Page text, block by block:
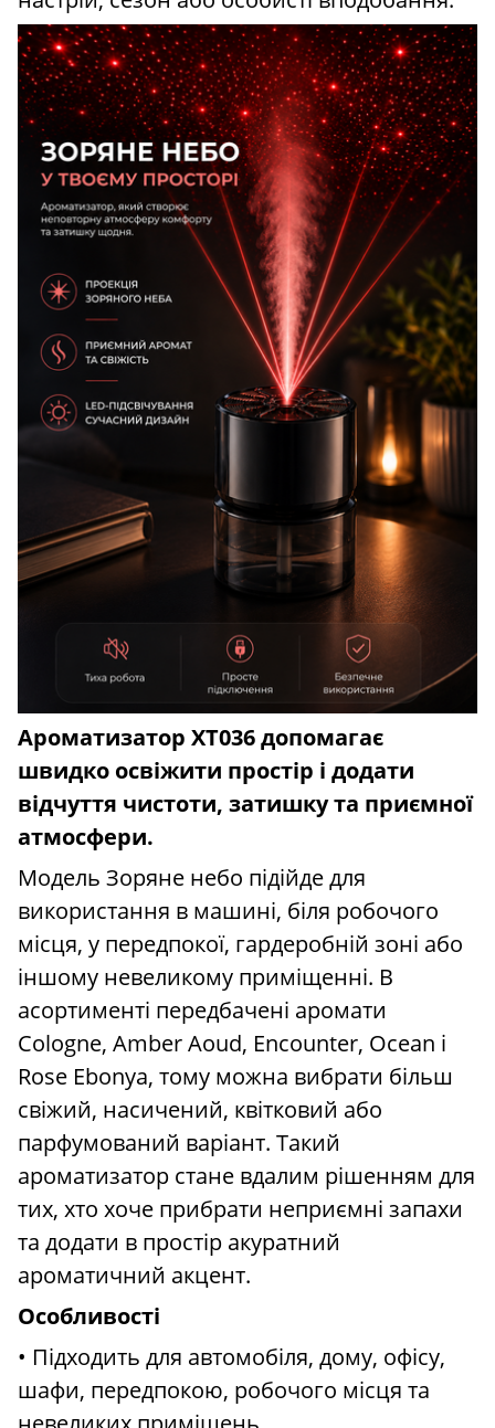
Ароматизатор XT036 допомагає
швидко освіжити простір і додати
відчуття чистоти, затишку та приємної
атмосфери.
Модель Зоряне небо підійде для
використання в машині, біля робочого
місця, у передпокої, гардеробній зоні або
іншому невеликому приміщенні. В
асортименті передбачені аромати
Cologne, Amber Aoud, Encounter, Ocean і
Rose Ebonya, тому можна вибрати більш
свіжий, насичений, квітковий або
парфумований варіант. Такий
ароматизатор стане вдалим рішенням для
тих, хто хоче прибрати неприємні запахи
та додати в простір акуратний
ароматичний акцент.
Особливості
• Підходить для автомобіля, дому, офісу,
шафи, передпокою, робочого місця та